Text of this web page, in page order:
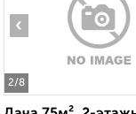
2/8
‹